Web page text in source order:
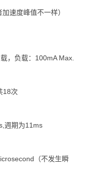
加速度峰值不一样）
，负载：100mA Max.
3次，共18次
週期为11ms
（不发生瞬